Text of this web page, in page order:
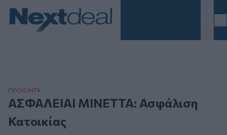
ΠΡΟΙΟΝΤΑ
ΑΣΦΑΛΕΙΑΙ ΜΙΝΕΤΤΑ: Ασφάλιση
Κατοικίας